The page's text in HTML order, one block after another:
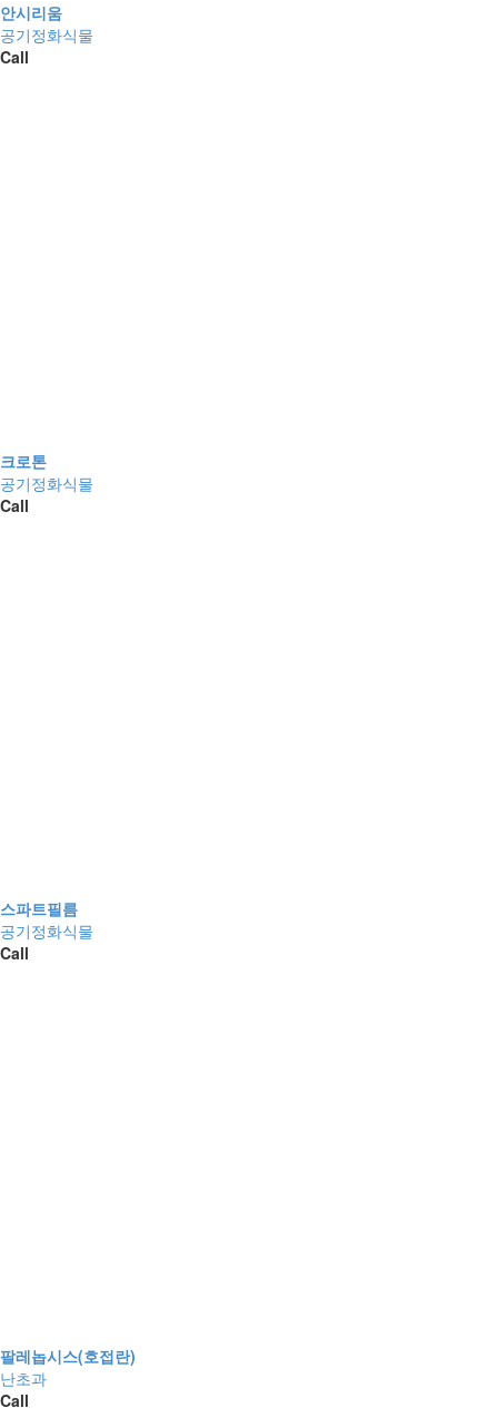
안시리움
공기정화식물
Call
크로톤
공기정화식물
Call
스파트필름
공기정화식물
Call
팔레놉시스(호접란)
난초과
Call